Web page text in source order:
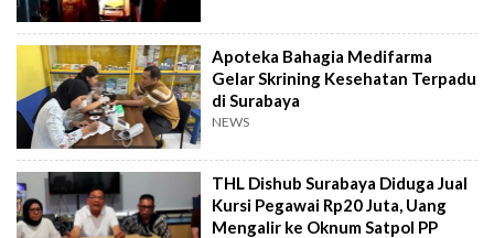
Apoteka Bahagia Medifarma
Gelar Skrining Kesehatan Terpadu
di Surabaya
NEWS
THL Dishub Surabaya Diduga Jual
Kursi Pegawai Rp20 Juta, Uang
Mengalir ke Oknum Satpol PP